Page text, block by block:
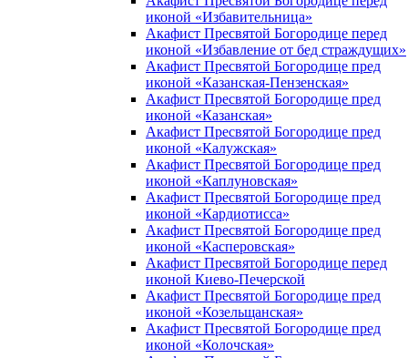
иконой «Избавительница»
Акафист Пресвятой Богородице перед
иконой «Избавление от бед страждущих»
Акафист Пресвятой Богородице пред
иконой «Казанская-Пензенская»
Акафист Пресвятой Богородице пред
иконой «Казанская»
Акафист Пресвятой Богородице пред
иконой «Калужская»
Акафист Пресвятой Богородице пред
иконой «Каплуновская»
Акафист Пресвятой Богородице пред
иконой «Кардиотисса»
Акафист Пресвятой Богородице пред
иконой «Касперовская»
Акафист Пресвятой Богородице перед
иконой Киево-Печерской
Акафист Пресвятой Богородице пред
иконой «Козельщанская»
Акафист Пресвятой Богородице пред
иконой «Колочская»